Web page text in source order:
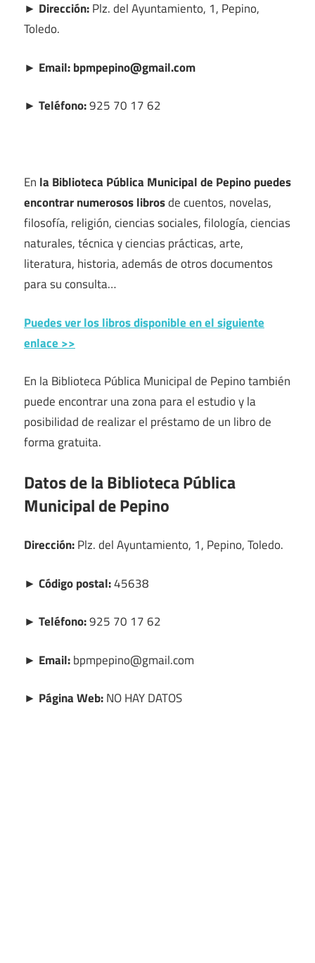
► Dirección:Plz. del Ayuntamiento, 1, Pepino,
Toledo.
► Email: bpmpepino@gmail.com
► Teléfono:925 70 17 62
En la Biblioteca Pública Municipal de Pepino puedes
encontrar numerosos librosde cuentos, novelas,
filosofía, religión, ciencias sociales, filología, ciencias
naturales, técnica y ciencias prácticas, arte,
literatura, historia, además de otros documentos
para su consulta…
Puedes ver los libros disponible en el siguiente
enlace >>
En la Biblioteca Pública Municipal de Pepino también
puede encontrar una zona para el estudio y la
posibilidad de realizar el préstamo de un libro de
forma gratuita.
Datos de la Biblioteca Pública
Municipal de Pepino
Dirección:Plz. del Ayuntamiento, 1, Pepino, Toledo.
► Código postal:45638
► Teléfono:925 70 17 62
► Email:bpmpepino@gmail.com
► Página Web:NO HAY DATOS